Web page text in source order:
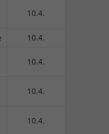
10.4.
10.4.
10.4.
10.4.
10.4.